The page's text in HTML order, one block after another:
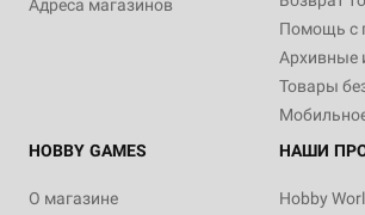
Адреса магазинов
Помощь с
Архивные
Товары
HOBBY GAMES
О магазине
НАШИ
Hobby